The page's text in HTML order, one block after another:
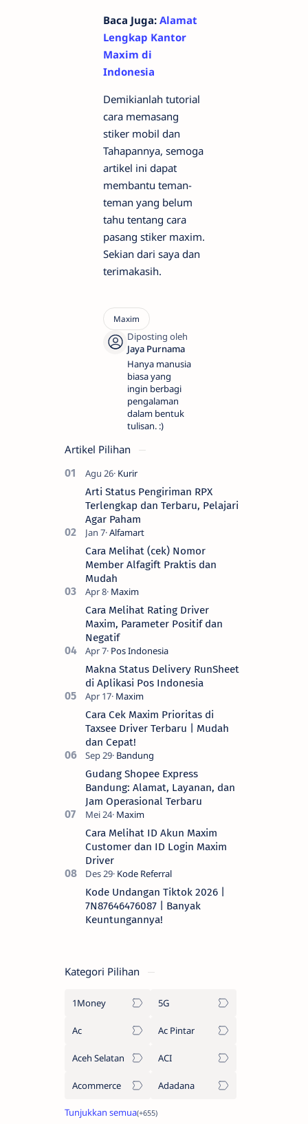
Baca Juga: Alamat
Lengkap Kantor
Maxim di
Indonesia
Demikianlah tutorial
cara memasang
stiker mobil dan
Tahapannya, semoga
artikel ini dapat
membantu teman-
teman yang belum
tahu tentang cara
pasang stiker maxim.
Sekian dari saya dan
terimakasih.
Hanya manusia
biasa yang
ingin berbagi
pengalaman
dalam bentuk
tulisan. :)
Artikel Pilihan
Arti Status Pengiriman RPX
Terlengkap dan Terbaru, Pelajari
Agar Paham
Cara Melihat (cek) Nomor
Member Alfagift Praktis dan
Mudah
Cara Melihat Rating Driver
Maxim, Parameter Positif dan
Negatif
Makna Status Delivery RunSheet
di Aplikasi Pos Indonesia
Cara Cek Maxim Prioritas di
Taxsee Driver Terbaru | Mudah
dan Cepat!
Gudang Shopee Express
Bandung: Alamat, Layanan, dan
Jam Operasional Terbaru
Cara Melihat ID Akun Maxim
Customer dan ID Login Maxim
Driver
Kode Undangan Tiktok 2026 |
7N87646476087 | Banyak
Keuntungannya!
Kategori Pilihan
1Money 5G
Ac Ac Pintar
Aceh Selatan ACI
Acommerce Adadana